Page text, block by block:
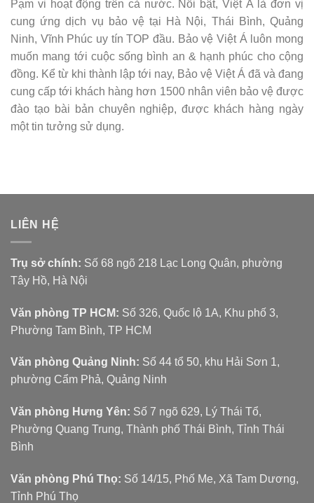
Pạm vi hoạt động trên cả nước. Nổi bật, Việt Á là đơn vị
cung ứng dịch vụ bảo vệ tại Hà Nội, Thái Bình, Quảng
Ninh, Vĩnh Phúc uy tín TOP đầu. Bảo vệ Việt Á luôn mong
muốn mang tới cuộc sống bình an & hạnh phúc cho cộng
đồng. Kể từ khi thành lập tới nay, Bảo vệ Việt Á đã và đang
cung cấp tới khách hàng hơn 1500 nhân viên bảo vệ được
đào tạo bài bản chuyên nghiệp, được khách hàng ngày
một tin tưởng sử dụng.
LIÊN HỆ
Trụ sở chính: Số 68 ngõ 218 Lạc Long Quân, phường
Tây Hồ, Hà Nội
Văn phòng TP HCM: Số 326, Quốc lộ 1A, Khu phố 3,
Phường Tam Bình, TP HCM
Văn phòng Quảng Ninh: Số 44 tổ 50, khu Hải Sơn 1,
phường Cẩm Phả, Quảng Ninh
Văn phòng Hưng Yên: Số 7 ngõ 629, Lý Thái Tổ,
Phường Quang Trung, Thành phố Thái Bình, Tỉnh Thái
Bình
Văn phòng Phú Thọ: Số 14/15, Phố Me, Xã Tam Dương,
Tỉnh Phú Thọ